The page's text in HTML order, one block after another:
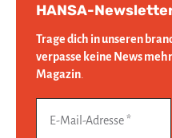
HANSA-
Trage dich in unseren
verpasse keine News
Magazin.